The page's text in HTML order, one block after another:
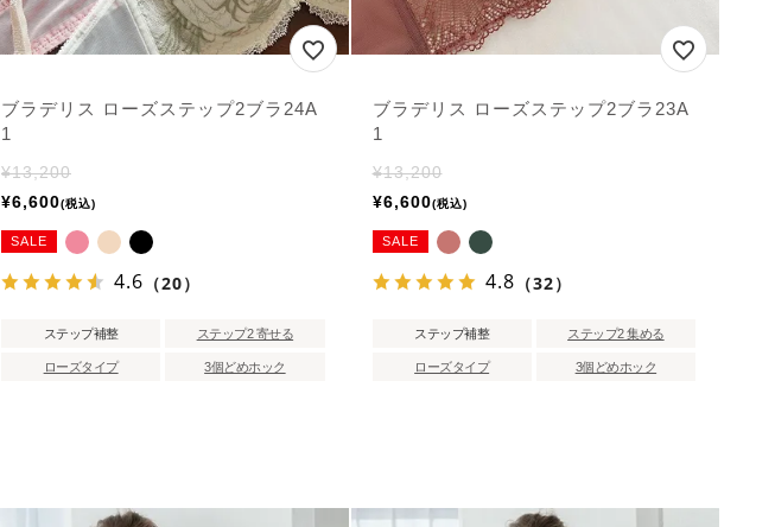
ブラデリス ローズステップ2ブラ24A
1
¥13,200
¥6,600 税込
SALE
4.6 （20）
ステップ補整 ステップ2 寄せる
ローズタイプ 3個どめホック
ブラデリス ローズステップ2ブラ23A
1
¥13,200
¥6,600 税込
SALE
4.8 （32）
ステップ補整 ステップ2 集める
ローズタイプ 3個どめホック